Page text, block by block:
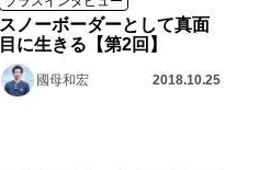
スノーボーダーとして真面
目に生きる【第2回】
國母和宏 2018.10.25